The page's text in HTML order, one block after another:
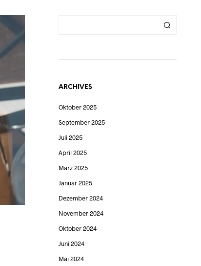
ARCHIVES
Oktober 2025
September 2025
Juli 2025
April 2025
März 2025
Januar 2025
Dezember 2024
November 2024
Oktober 2024
Juni 2024
Mai 2024